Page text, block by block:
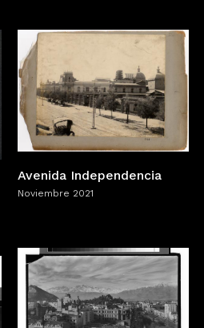
Avenida Independencia
Noviembre 2021